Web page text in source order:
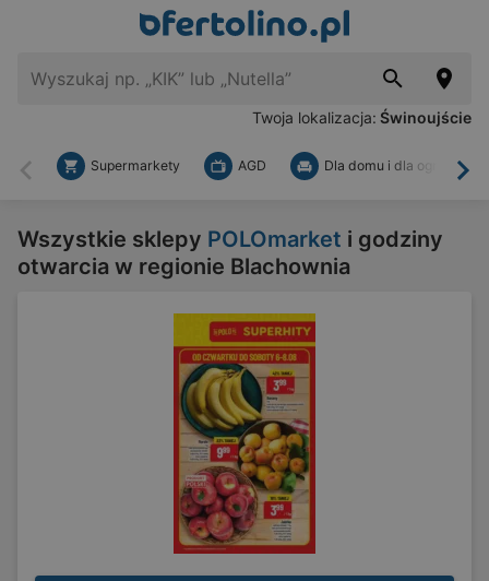
Twoja lokalizacja: Świnoujście
Wstecz
Supermarkety AGD Dla domu i dla ogrodu
Wszystkie sklepy POLOmarket i godziny
otwarcia w regionie Blachownia